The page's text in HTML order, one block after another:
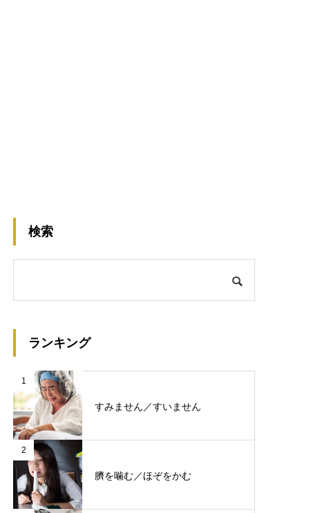
検索
ランキング
1
すみません／すいません
2
臍を噛む／ほぞをかむ